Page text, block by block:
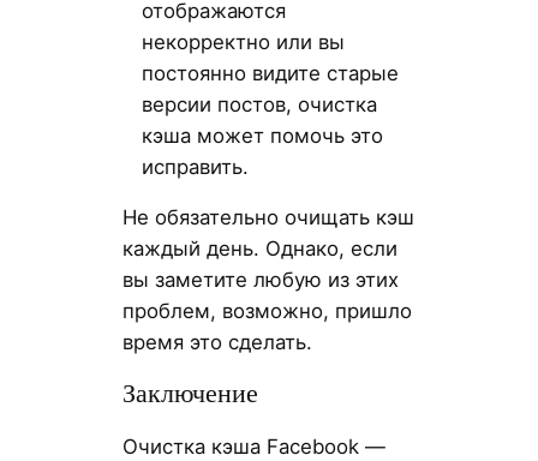
отображаются
некорректно или вы
постоянно видите старые
версии постов, очистка
кэша может помочь это
исправить.
Не обязательно очищать кэш
каждый день. Однако, если
вы заметите любую из этих
проблем, возможно, пришло
время это сделать.
Заключение
Очистка кэша Facebook —